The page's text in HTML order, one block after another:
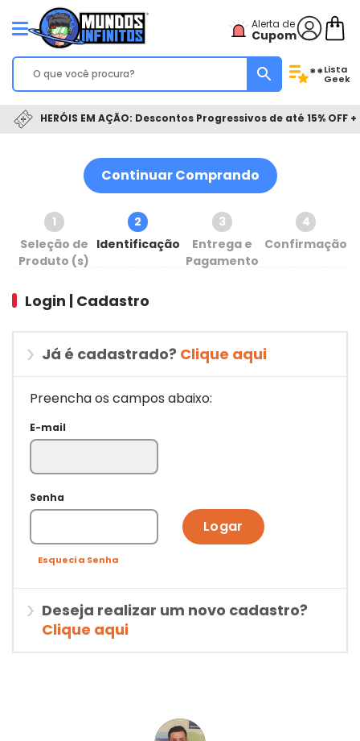
Alerta de
Cupom
**Lista
Geek
HERÓIS EM AÇÃO: Descontos Progressivos de até 15% OFF
Continuar Comprando
1
Seleção de
Produto (s)
2
Identificação
3
Entrega e
Pagamento
4
Confirmação
Login | Cadastro
Já é cadastrado? Clique aqui
Preencha os campos abaixo:
E-mail
Senha
Logar
Esqueci a Senha
Deseja realizar um novo cadastro?
Clique aqui